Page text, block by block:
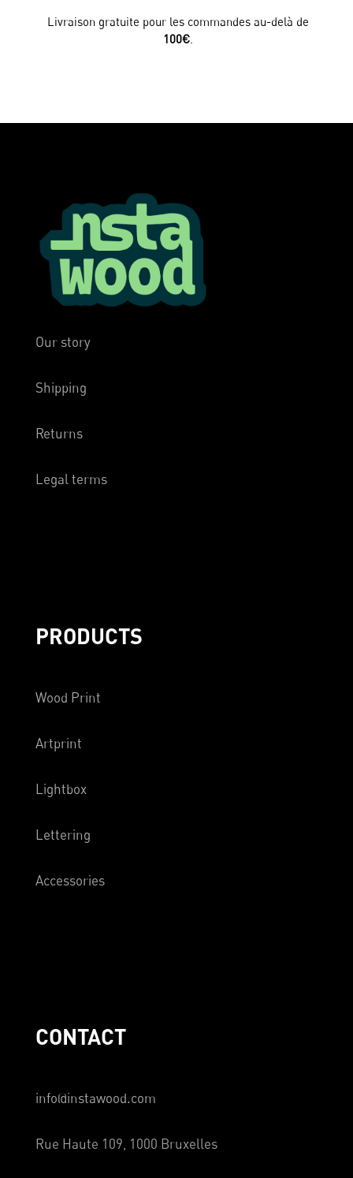
Livraison gratuite pour les commandes au-delà de
100€
Our story
Shipping
Returns
Legal terms
PRODUCTS
Wood Print
Artprint
Lightbox
Lettering
Accessories
CONTACT
info@instawood.com
Rue Haute 109, 1000 Bruxelles